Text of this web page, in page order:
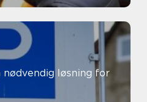
nødvendig løsning for